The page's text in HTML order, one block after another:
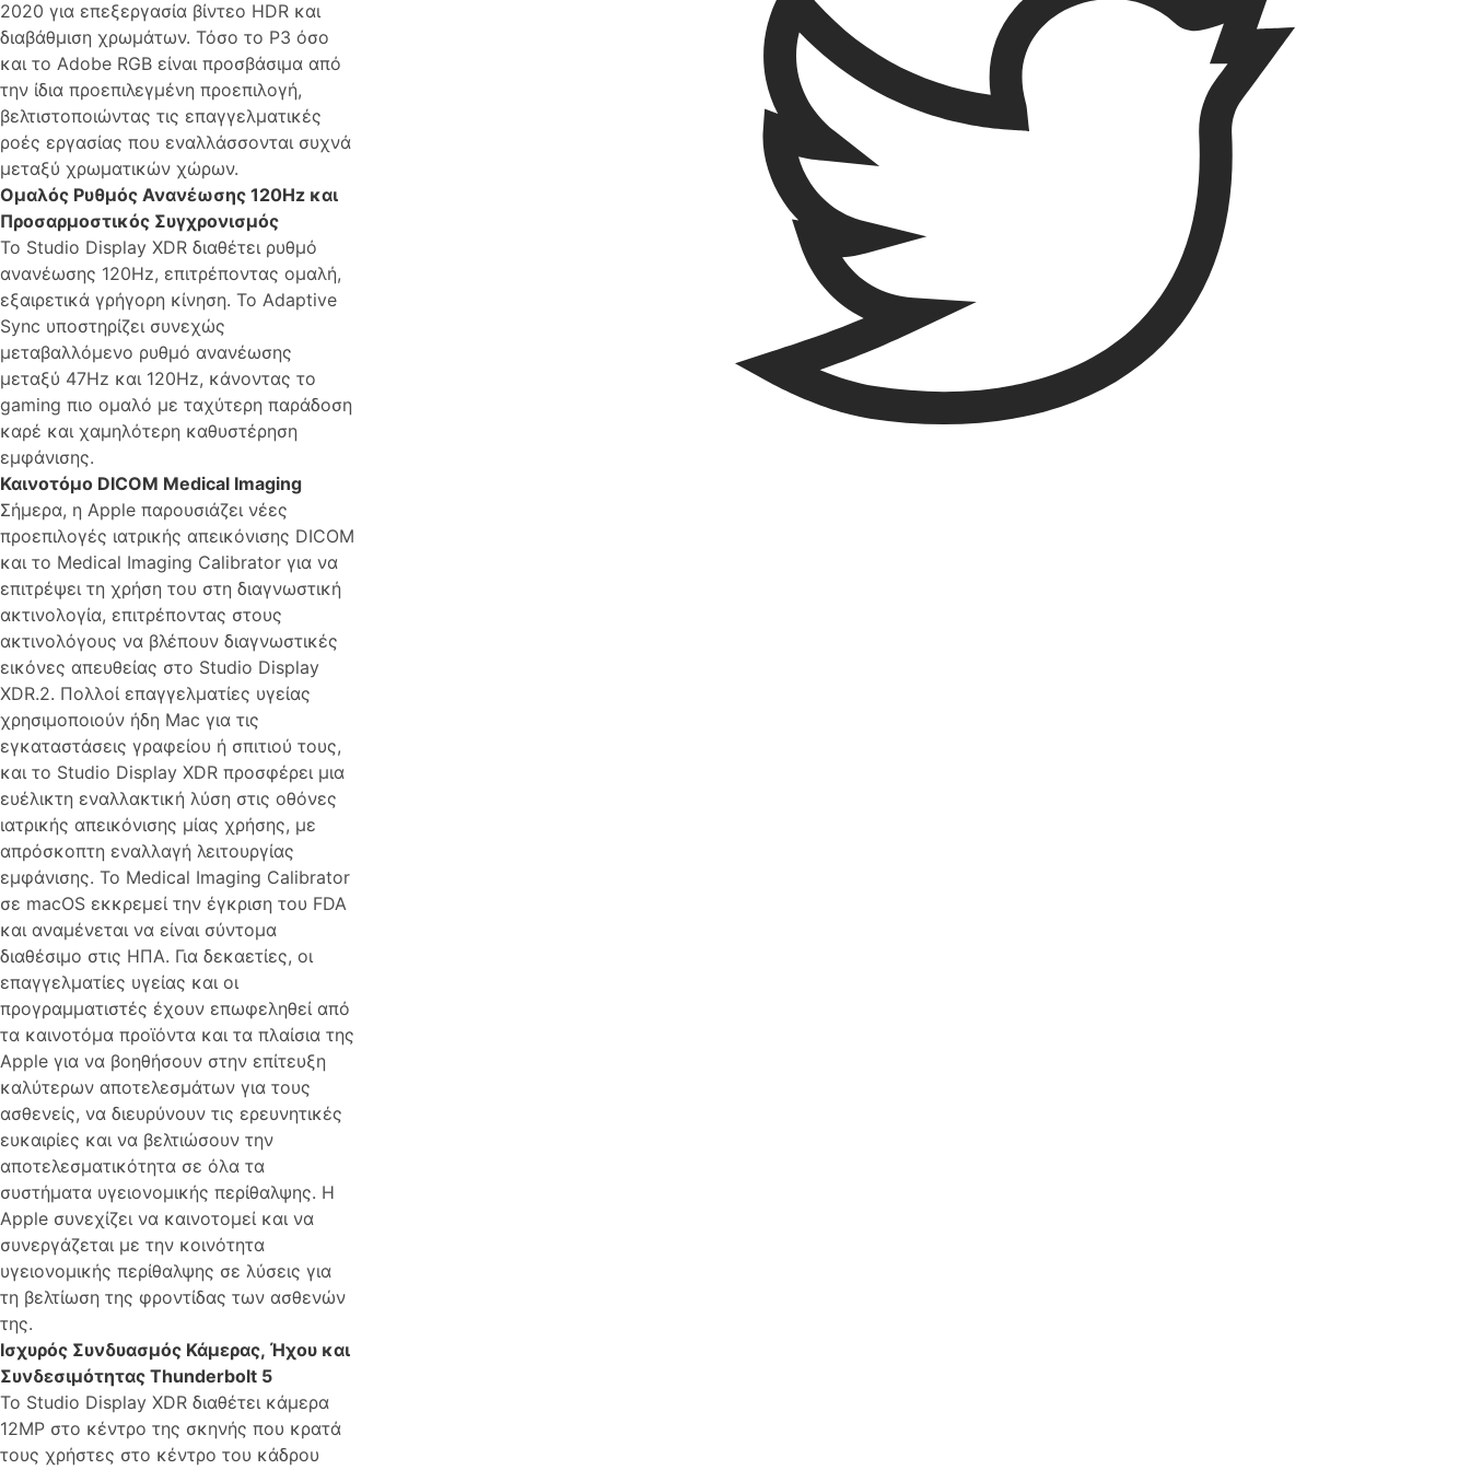
2020 για επεξεργασία βίντεο HDR και
διαβάθμιση χρωμάτων. Τόσο το P3 όσο
και το Adobe RGB είναι προσβάσιμα από
την ίδια προεπιλεγμένη προεπιλογή,
βελτιστοποιώντας τις επαγγελματικές
ροές εργασίας που εναλλάσσονται συχνά
μεταξύ χρωματικών χώρων.
Ομαλός Ρυθμός Ανανέωσης 120Hz και
Προσαρμοστικός Συγχρονισμός
Το Studio Display XDR διαθέτει ρυθμό
ανανέωσης 120Hz, επιτρέποντας ομαλή,
εξαιρετικά γρήγορη κίνηση. Το Adaptive
Sync υποστηρίζει συνεχώς
μεταβαλλόμενο ρυθμό ανανέωσης
μεταξύ 47Hz και 120Hz, κάνοντας το
gaming πιο ομαλό με ταχύτερη παράδοση
καρέ και χαμηλότερη καθυστέρηση
εμφάνισης.
Καινοτόμο DICOM Medical Imaging
Σήμερα, η Apple παρουσιάζει νέες
προεπιλογές ιατρικής απεικόνισης DICOM
και το Medical Imaging Calibrator για να
επιτρέψει τη χρήση του στη διαγνωστική
ακτινολογία, επιτρέποντας στους
ακτινολόγους να βλέπουν διαγνωστικές
εικόνες απευθείας στο Studio Display
XDR.2. Πολλοί επαγγελματίες υγείας
χρησιμοποιούν ήδη Mac για τις
εγκαταστάσεις γραφείου ή σπιτιού τους,
και το Studio Display XDR προσφέρει μια
ευέλικτη εναλλακτική λύση στις οθόνες
ιατρικής απεικόνισης μίας χρήσης, με
απρόσκοπτη εναλλαγή λειτουργίας
εμφάνισης. Το Medical Imaging Calibrator
σε macOS εκκρεμεί την έγκριση του FDA
και αναμένεται να είναι σύντομα
διαθέσιμο στις ΗΠΑ. Για δεκαετίες, οι
επαγγελματίες υγείας και οι
προγραμματιστές έχουν επωφεληθεί από
τα καινοτόμα προϊόντα και τα πλαίσια της
Apple για να βοηθήσουν στην επίτευξη
καλύτερων αποτελεσμάτων για τους
ασθενείς, να διευρύνουν τις ερευνητικές
ευκαιρίες και να βελτιώσουν την
αποτελεσματικότητα σε όλα τα
συστήματα υγειονομικής περίθαλψης. Η
Apple συνεχίζει να καινοτομεί και να
συνεργάζεται με την κοινότητα
υγειονομικής περίθαλψης σε λύσεις για
τη βελτίωση της φροντίδας των ασθενών
της.
Ισχυρός Συνδυασμός Κάμερας, Ήχου και
Συνδεσιμότητας Thunderbolt 5
Το Studio Display XDR διαθέτει κάμερα
12MP στο κέντρο της σκηνής που κρατά
τους χρήστες στο κέντρο του κάδρου